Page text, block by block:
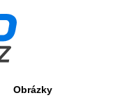
Obrázky